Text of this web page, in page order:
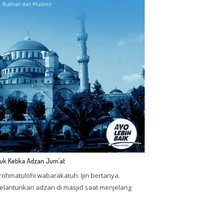
Ketika Adzan Jum’at
wabarakatuh. Ijin bertanya.
adzan di masjid saat menjelang